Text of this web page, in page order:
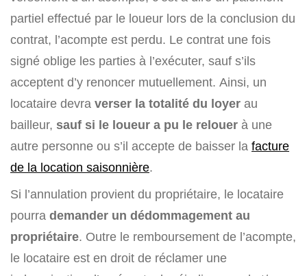
partiel effectué par le loueur lors de la conclusion du
contrat, l’acompte est perdu. Le contrat une fois
signé oblige les parties à l’exécuter, sauf s’ils
acceptent d’y renoncer mutuellement. Ainsi, un
locataire devra verser la totalité du loyer au
bailleur, sauf si le loueur a pu le relouer à une
autre personne ou s’il accepte de baisser la facture
de la location saisonnière.
Si l’annulation provient du propriétaire, le locataire
pourra demander un dédommagement au
propriétaire. Outre le remboursement de l’acompte,
le locataire est en droit de réclamer une